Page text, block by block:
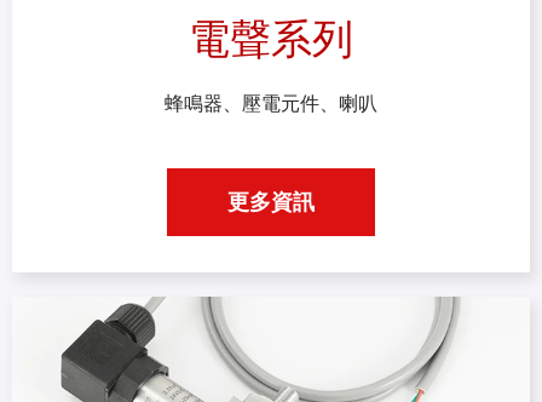
電聲系列
蜂鳴器、壓電元件、喇叭
更多資訊